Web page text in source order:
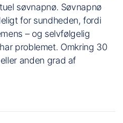
søvnapnø. Søvnapnø
for sundheden, fordi
– og selvfølgelig
problemet. Omkring 30
anden grad af